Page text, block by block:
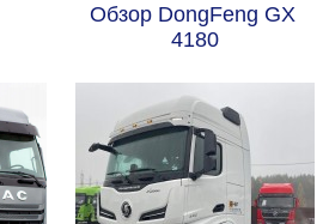
Обзор DongFeng GX
4180